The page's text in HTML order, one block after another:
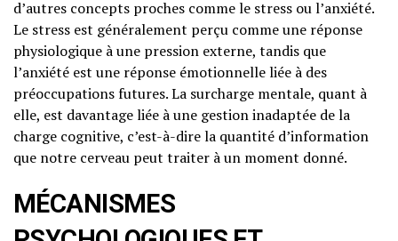
d’autres concepts proches comme le stress ou l’anxiété.
Le stress est généralement perçu comme une réponse
physiologique à une pression externe, tandis que
l’anxiété est une réponse émotionnelle liée à des
préoccupations futures. La surcharge mentale, quant à
elle, est davantage liée à une gestion inadaptée de la
charge cognitive, c’est-à-dire la quantité d’information
que notre cerveau peut traiter à un moment donné.
MÉCANISMES